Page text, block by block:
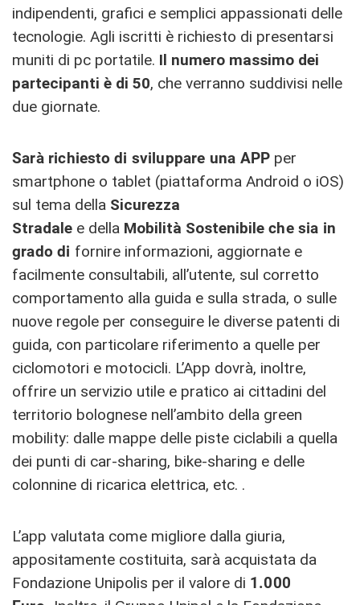
indipendenti, grafici e semplici appassionati delle
tecnologie. Agli iscritti è richiesto di presentarsi
muniti di pc portatile. Il numero massimo dei
partecipanti è di 50, che verranno suddivisi nelle
due giornate.
Sarà richiesto di sviluppare una APP per
smartphone o tablet (piattaforma Android o iOS)
sul tema della Sicurezza
Stradale e della Mobilità Sostenibile che sia in
grado di fornire informazioni, aggiornate e
facilmente consultabili, all’utente, sul corretto
comportamento alla guida e sulla strada, o sulle
nuove regole per conseguire le diverse patenti di
guida, con particolare riferimento a quelle per
ciclomotori e motocicli. L’App dovrà, inoltre,
offrire un servizio utile e pratico ai cittadini del
territorio bolognese nell’ambito della green
mobility: dalle mappe delle piste ciclabili a quella
dei punti di car-sharing, bike-sharing e delle
colonnine di ricarica elettrica, etc. .
L’app valutata come migliore dalla giuria,
appositamente costituita, sarà acquistata da
Fondazione Unipolis per il valore di 1.000